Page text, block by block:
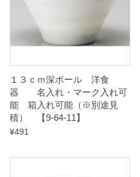
１３ｃｍ深ボール 洋食
器 名入れ・マーク入れ可
能 箱入れ可能（※別途見
積） 【9-64-11】
¥491